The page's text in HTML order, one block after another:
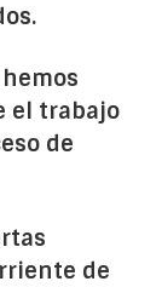
el trabajo
de
de